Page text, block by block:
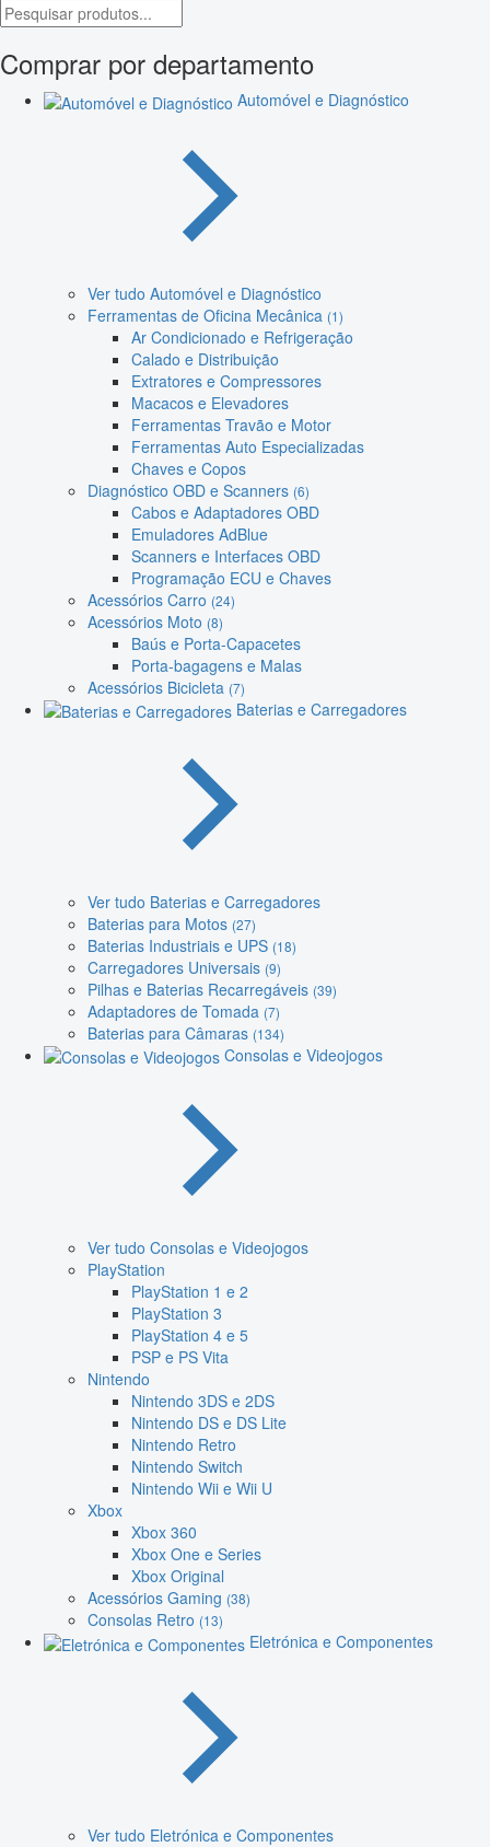
Comprar por departamento
Automóvel e Diagnóstico
Ver tudo Automóvel e Diagnóstico
Ferramentas de Oficina Mecânica (1)
Ar Condicionado e Refrigeração
Calado e Distribuição
Extratores e Compressores
Macacos e Elevadores
Ferramentas Travão e Motor
Ferramentas Auto Especializadas
Chaves e Copos
Diagnóstico OBD e Scanners (6)
Cabos e Adaptadores OBD
Emuladores AdBlue
Scanners e Interfaces OBD
Programação ECU e Chaves
Acessórios Carro (24)
Acessórios Moto (8)
Baús e Porta-Capacetes
Porta-bagagens e Malas
Acessórios Bicicleta (7)
Baterias e Carregadores
Ver tudo Baterias e Carregadores
Baterias para Motos (27)
Baterias Industriais e UPS (18)
Carregadores Universais (9)
Pilhas e Baterias Recarregáveis (39)
Adaptadores de Tomada (7)
Baterias para Câmaras (134)
Consolas e Videojogos
Ver tudo Consolas e Videojogos
PlayStation
PlayStation 1 e 2
PlayStation 3
PlayStation 4 e 5
PSP e PS Vita
Nintendo
Nintendo 3DS e 2DS
Nintendo DS e DS Lite
Nintendo Retro
Nintendo Switch
Nintendo Wii e Wii U
Xbox
Xbox 360
Xbox One e Series
Xbox Original
Acessórios Gaming (38)
Consolas Retro (13)
Eletrónica e Componentes
Ver tudo Eletrónica e Componentes